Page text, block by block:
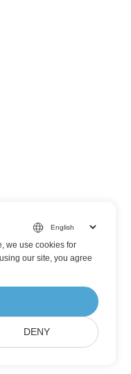
we use cookies for
our site, you agree
DENY